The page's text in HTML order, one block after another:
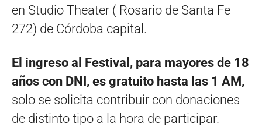
en Studio Theater ( Rosario de Santa Fe
272) de Córdoba capital.
El ingreso al Festival, para mayores de 18
años con DNI, es gratuito hasta las 1 AM,
solo se solicita contribuir con donaciones
de distinto tipo a la hora de participar.